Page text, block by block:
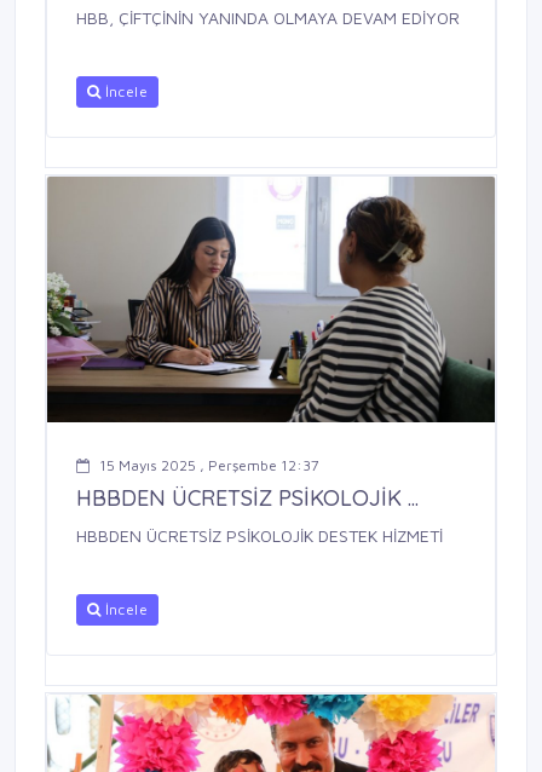
HBB, ÇİFTÇİNİN YANINDA OLMAYA DEVAM EDİYOR
İncele
15 Mayıs 2025 , Perşembe 12:37
HBBDEN ÜCRETSİZ PSİKOLOJİK ...
HBBDEN ÜCRETSİZ PSİKOLOJİK DESTEK HİZMETİ
İncele